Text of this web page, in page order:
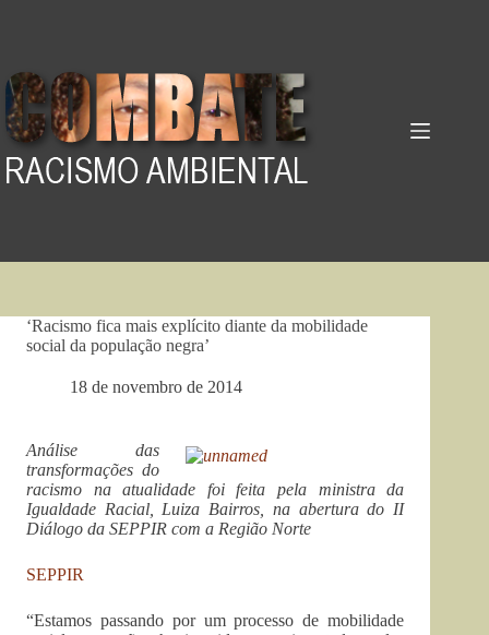
‘Racismo fica mais explícito diante da mobilidade
social da população negra’
18 de novembro de 2014
Análise das
transformações do
racismo na atualidade foi feita pela ministra da
Igualdade Racial, Luiza Bairros, na abertura do II
Diálogo da SEPPIR com a Região Norte
SEPPIR
“Estamos passando por um processo de mobilidade